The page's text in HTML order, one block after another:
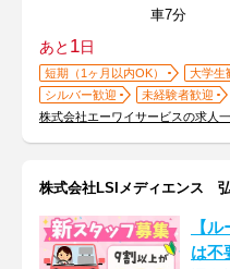
車7分
あと 1日
短期（1ヶ月以内OK） 大学生
シルバー歓迎
未経験者歓迎
株式会社エーワイサービスの求人
株式会社LSIメディエンス
【
は不